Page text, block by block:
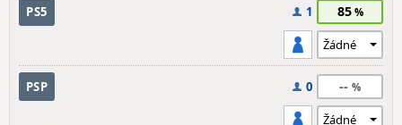
PS5 1 85
PSP 0 --